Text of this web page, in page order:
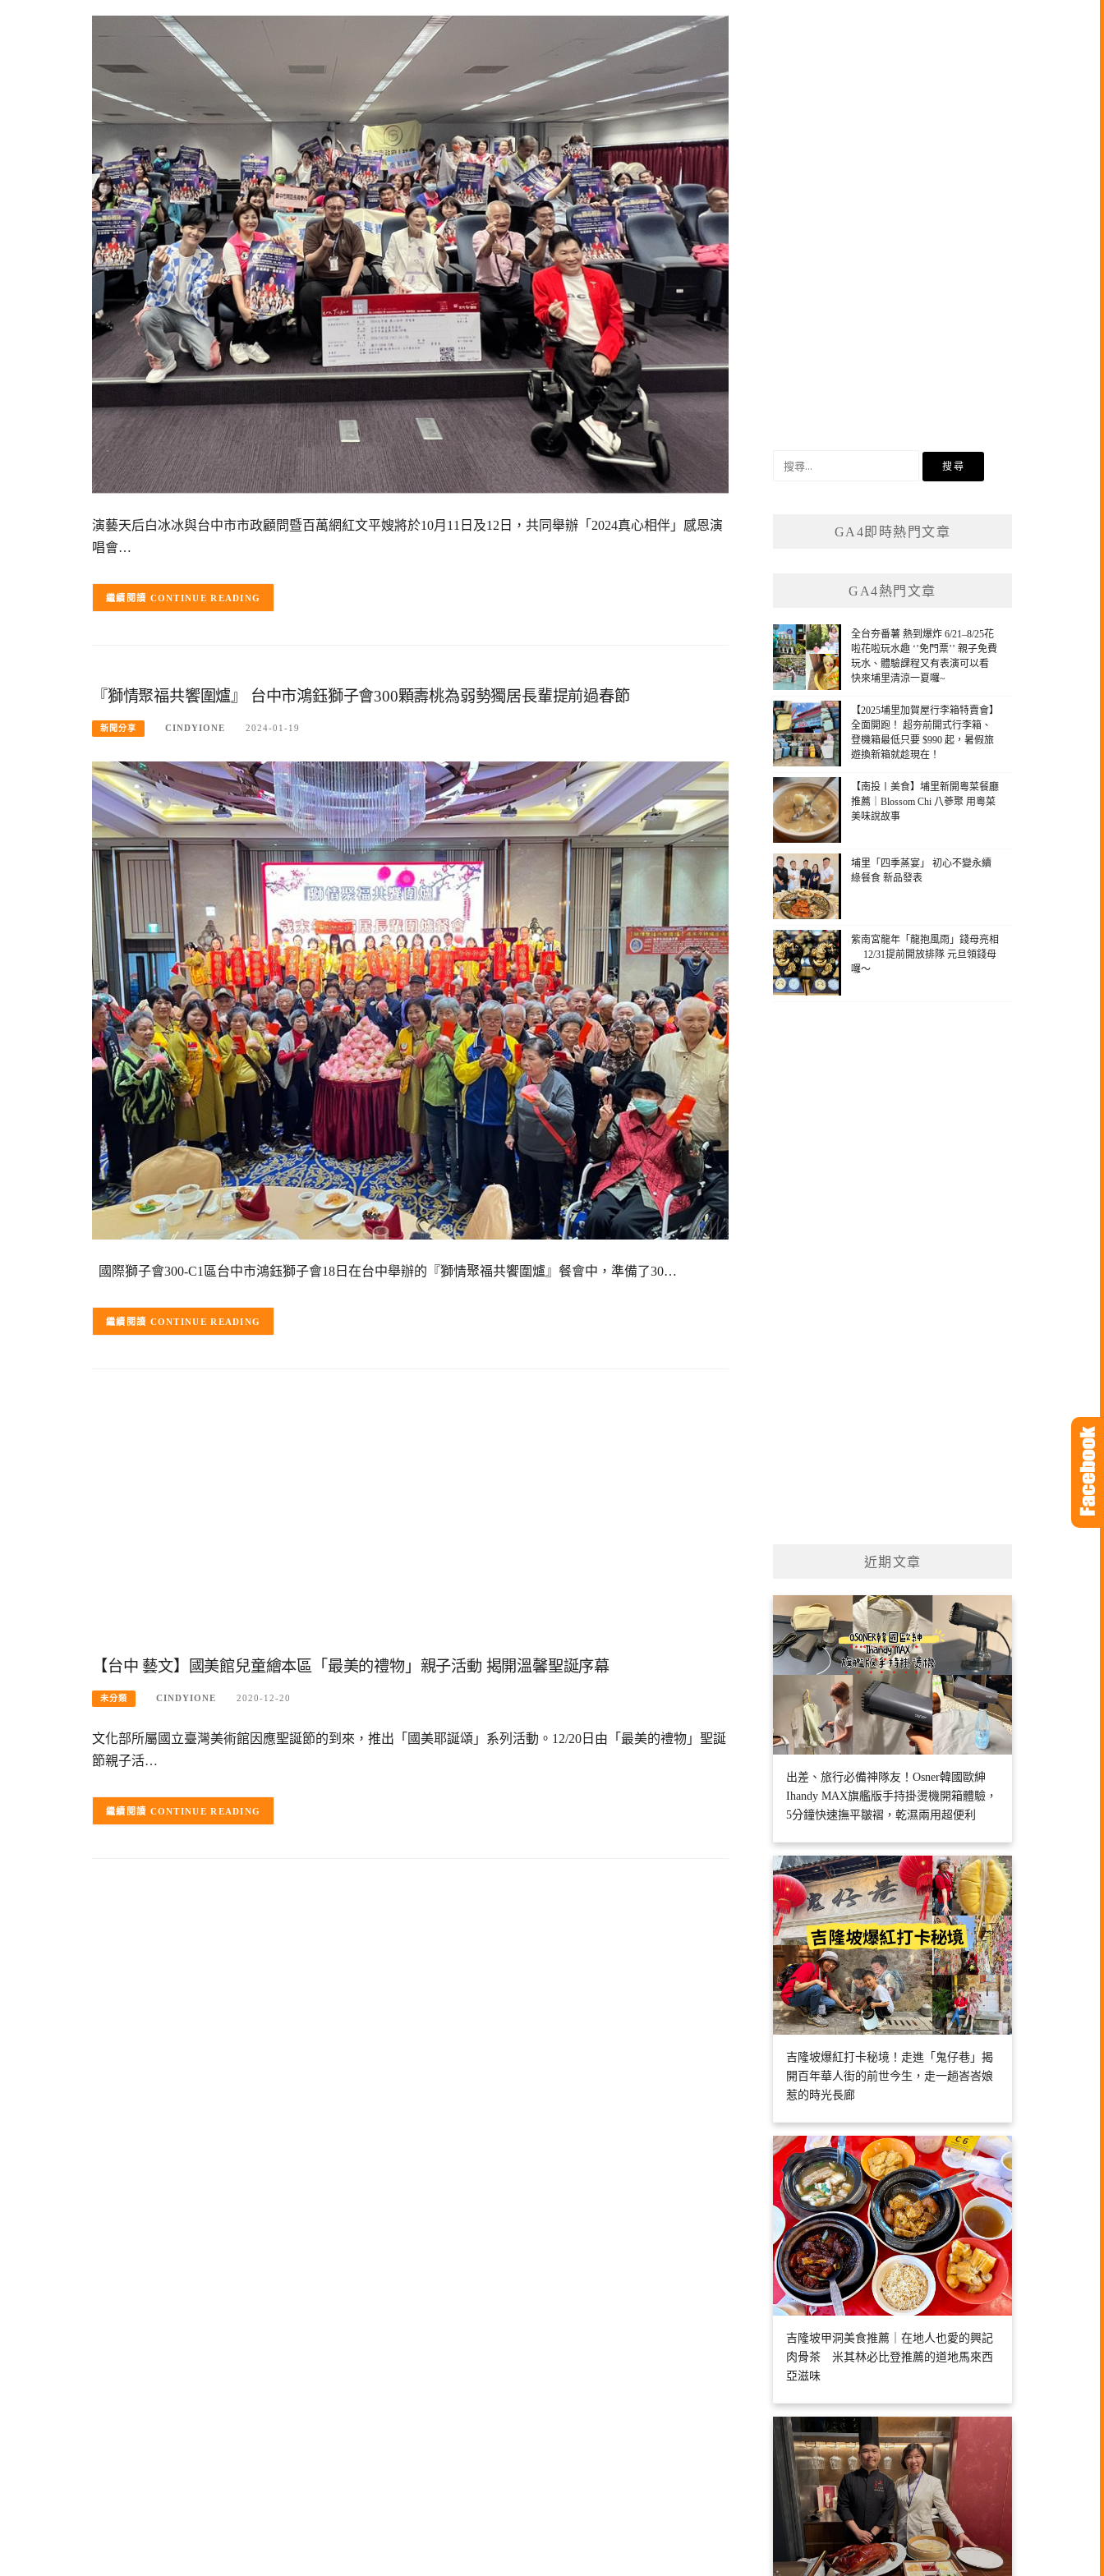
演藝天后白冰冰與台中市市政顧問暨百萬網紅文平嫂將於10月11日及12日，共同舉辦「2024真心相伴」感恩演
唱會…
CONTINUE READING
『獅情聚福共饗圍爐』 台中市鴻鈺獅子會300顆壽桃為弱勢獨居長輩提前過春節
新聞分享 CINDYIONE 2024-01-19
國際獅子會300-C1區台中市鴻鈺獅子會18日在台中舉辦的『獅情聚福共饗圍爐』餐會中，準備了30…
CONTINUE READING
【台中 藝文】國美館兒童繪本區「最美的禮物」親子活動 揭開溫馨聖誕序幕
未分類 CINDYIONE 2020-12-20
文化部所屬國立臺灣美術館因應聖誕節的到來，推出「國美耶誕頌」系列活動。12/20日由「最美的禮物」聖誕
節親子活…
CONTINUE READING
GA4即時熱門文章
GA4熱門文章
全台夯番薯 熱到爆炸 6/21–8/25花
啦花啦玩水趣 ‘’免門票’’ 親子免費
玩水、體驗課程又有表演可以看
快來埔里清涼一夏囉~
【2025埔里加賀屋行李箱特賣會】
全面開跑！ 超夯前開式行李箱、
登機箱最低只要 $990 起，暑假旅
遊換新箱就趁現在！
【南投〡美食】埔里新開粵菜餐廳
推薦｜Blossom Chi 八蔘聚 用粵菜
美味說故事
埔里「四季蒸宴」 初心不變永續
綠餐食 新品發表
紫南宮龍年「龍抱風雨」錢母亮相
12/31提前開放排隊 元旦領錢母
囉～
近期文章
出差、旅行必備神隊友！Osner韓國歐紳
Ihandy MAX旗艦版手持掛燙機開箱體驗，
5分鐘快速撫平皺褶，乾濕兩用超便利
吉隆坡爆紅打卡秘境！走進「鬼仔巷」揭
開百年華人街的前世今生，走一趟峇峇娘
惹的時光長廊
吉隆坡甲洞美食推薦｜在地人也愛的興記
肉骨茶 米其林必比登推薦的道地馬來西
亞滋味